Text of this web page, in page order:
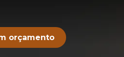
orçamento